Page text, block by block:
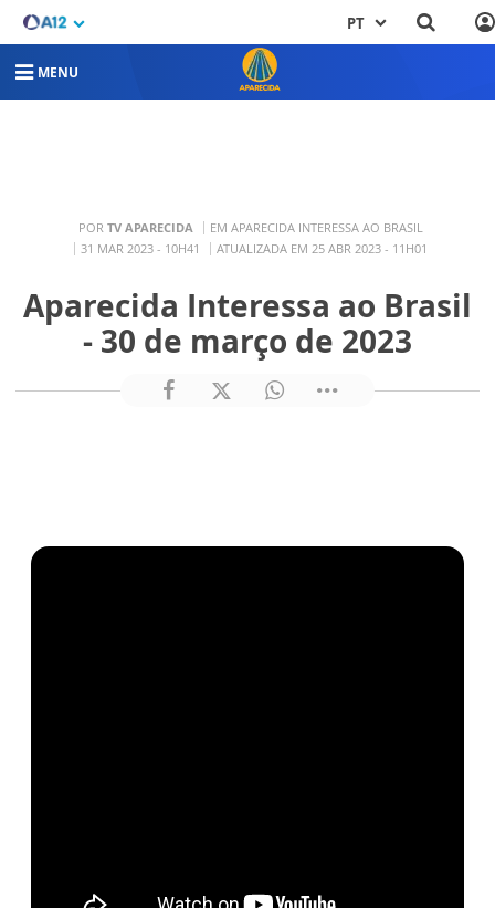
PT
MENU
POR TV APARECIDA
EM APARECIDA INTERESSA AO BRASIL
31 MAR 2023 - 10H41
ATUALIZADA EM 25 ABR 2023 - 11H01
Aparecida Interessa ao Brasil
- 30 de março de 2023